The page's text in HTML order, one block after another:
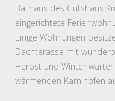
Ballhaus des Gutshaus
eingerichtete
Einige Wohnungen
Dachterasse mit
Herbst und Winter
wärmenden Kaminofen